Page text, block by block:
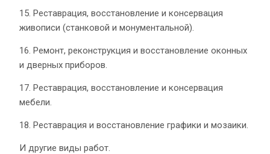
15. Реставрация, восстановление и консервация
живописи (станковой и монументальной).
16. Ремонт, реконструкция и восстановление оконных
и дверных приборов.
17. Реставрация, восстановление и консервация
мебели.
18. Реставрация и восстановление графики и мозаики.
И другие виды работ.